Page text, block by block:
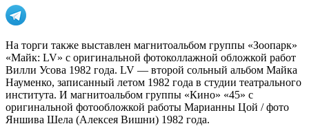
На торги также выставлен магнитоальбом группы «Зоопарк»
«Майк: LV» c оригинальной фотоколлажной обложкой работ
Вилли Усова 1982 года. LV — второй сольный альбом Майка
Науменко, записанный летом 1982 года в студии театрального
института. И магнитоальбом группы «Кино» «45» с
оригинальной фотообложкой работы Марианны Цой / фото
Яншива Шела (Алексея Вишни) 1982 года.